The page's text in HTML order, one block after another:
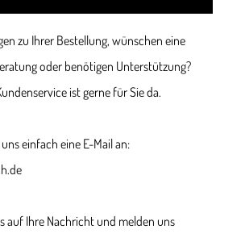
zu Ihrer Bestellung, wünschen eine
oder benötigen Unterstützung?
ist gerne für Sie da.
einfach eine E-Mail an:
auf Ihre Nachricht und melden uns